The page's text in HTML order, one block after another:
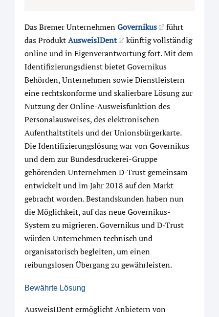
Das Bremer UnternehmenGovernikus
führt
das ProduktAusweisIDent
künftig vollständig
online und in Eigenverantwortung fort. Mit dem
Identifizierungsdienst bietet Governikus
Behörden, Unternehmen sowie Dienstleistern
eine rechtskonforme und skalierbare Lösung zur
Nutzung der Online-Ausweisfunktion des
Personalausweises, des elektronischen
Aufenthaltstitels und der Unionsbürgerkarte.
Die Identifizierungslösung war von Governikus
und dem zur Bundesdruckerei-Gruppe
gehörenden Unternehmen D-Trust gemeinsam
entwickelt und im Jahr 2018 auf den Markt
gebracht worden. Bestandskunden haben nun
die Möglichkeit, auf das neue Governikus-
System zu migrieren. Governikus und D-Trust
würden Unternehmen technisch und
organisatorisch begleiten, um einen
reibungslosen Übergang zu gewährleisten.
Bewährte Lösung
AusweisIDent ermöglicht Anbietern von